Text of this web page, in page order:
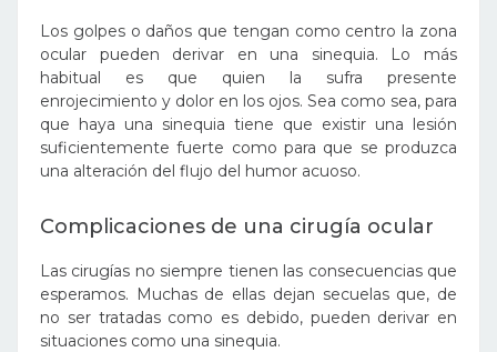
Los golpes o daños que tengan como centro la zona
ocular pueden derivar en una sinequia. Lo más
habitual es que quien la sufra presente
enrojecimiento y dolor en los ojos. Sea como sea, para
que haya una sinequia tiene que existir una lesión
suficientemente fuerte como para que se produzca
una alteración del flujo del humor acuoso.
Complicaciones de una cirugía ocular
Las cirugías no siempre tienen las consecuencias que
esperamos. Muchas de ellas dejan secuelas que, de
no ser tratadas como es debido, pueden derivar en
situaciones como una sinequia.